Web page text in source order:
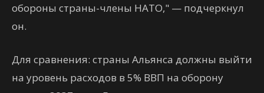
обороны страны-члены НАТО," — подчеркнул
он.
Для сравнения: страны Альянса должны выйти
на уровень расходов в 5% ВВП на оборону